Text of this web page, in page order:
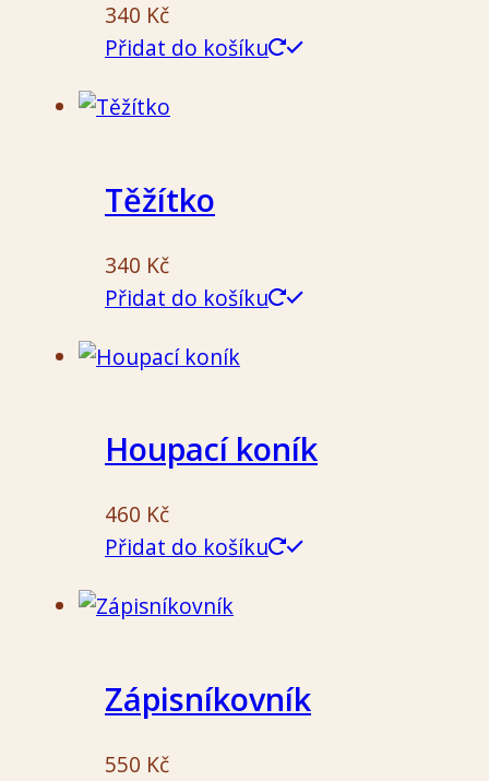
340 Kč
Přidat do košíku
Těžítko
340 Kč
Přidat do košíku
Houpací koník
460 Kč
Přidat do košíku
Zápisníkovník
550 Kč